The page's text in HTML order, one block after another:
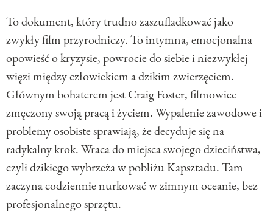
To dokument, który trudno zaszufladkować jako
zwykły film przyrodniczy. To intymna, emocjonalna
opowieść o kryzysie, powrocie do siebie i niezwykłej
więzi między człowiekiem a dzikim zwierzęciem.
Głównym bohaterem jest Craig Foster, filmowiec
zmęczony swoją pracą i życiem. Wypalenie zawodowe i
problemy osobiste sprawiają, że decyduje się na
radykalny krok. Wraca do miejsca swojego dzieciństwa,
czyli dzikiego wybrzeża w pobliżuKapsztadu. Tam
zaczyna codziennie nurkować w zimnym oceanie, bez
profesjonalnego sprzętu.